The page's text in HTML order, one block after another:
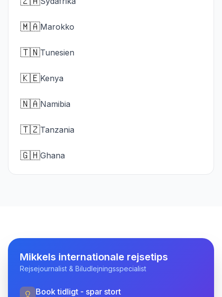
🇲🇦Marokko
🇹🇳Tunesien
🇰🇪Kenya
🇳🇦Namibia
🇹🇿Tanzania
🇬🇭Ghana
Mikkels internationale rejsetips
Rejsejournalist & Biludlejningsspecialist
Book tidligt - spar stort